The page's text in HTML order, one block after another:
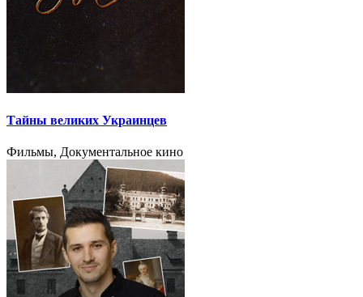
Тайны великих Украинцев
Фильмы, Документальное кино